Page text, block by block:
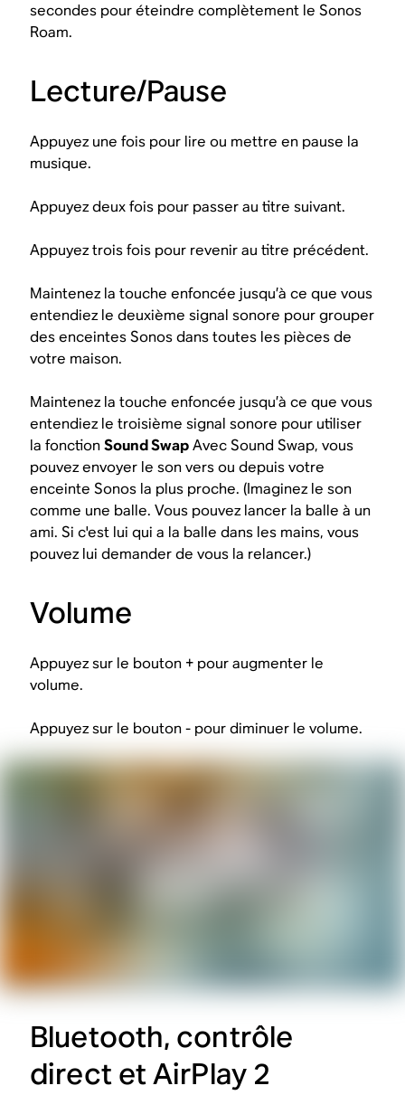
secondes pour éteindre complètement le Sonos
Roam.
Lecture/Pause
Appuyez une fois pour lire ou mettre en pause la
musique.
Appuyez deux fois pour passer au titre suivant.
Appuyez trois fois pour revenir au titre précédent.
Maintenez la touche enfoncée jusqu’à ce que vous
entendiez le deuxième signal sonore pour grouper
des enceintes Sonos dans toutes les pièces de
votre maison.
Maintenez la touche enfoncée jusqu’à ce que vous
entendiez le troisième signal sonore pour utiliser
la fonctionSound SwapAvec Sound Swap, vous
pouvez envoyer le son vers ou depuis votre
enceinte Sonos la plus proche. (Imaginez le son
comme une balle. Vous pouvez lancer la balle à un
ami. Si c'est lui qui a la balle dans les mains, vous
pouvez lui demander de vous la relancer.)
Volume
Appuyez sur le bouton + pour augmenter le
volume.
Appuyez sur le bouton - pour diminuer le volume.
Bluetooth, contrôle
direct et AirPlay 2